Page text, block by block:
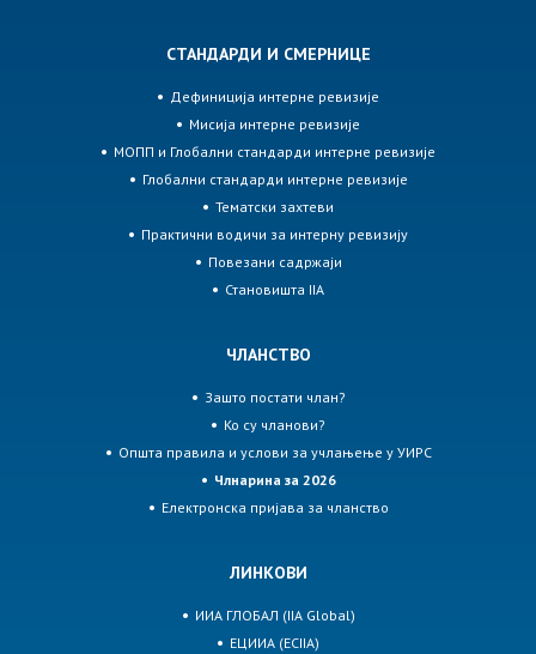
СТАНДАРДИ И СМЕРНИЦЕ
Дефиниција интерне ревизије
Мисија интерне ревизије
МОПП и Глобални стандарди интерне ревизије
Глобални стандарди интерне ревизије
Тематски захтеви
Практични водичи за интерну ревизију
Повезани садржаји
Становишта IIA
ЧЛАНСТВО
Зашто постати члан?
Ко су чланови?
Општа правила и услови за учлањење у УИРС
Члнарина за 2026
Електронска пријава за чланство
ЛИНКОВИ
ИИА ГЛОБАЛ (IIA Global)
ЕЦИИА (ECIIA)